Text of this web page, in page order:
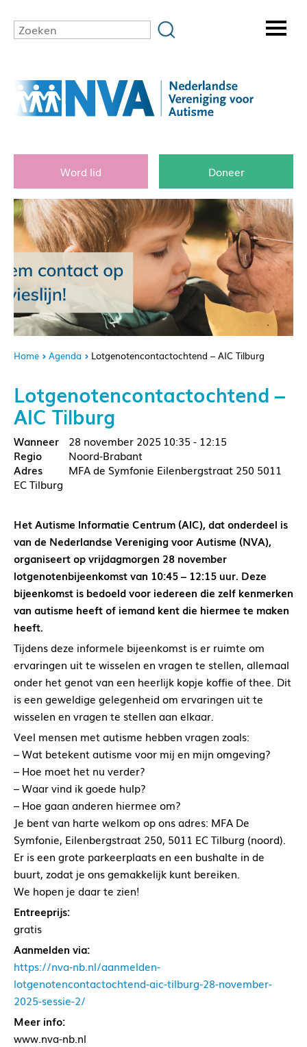
Word lid Doneer
Home Agenda Lotgenotencontactochtend – AIC Tilburg
Lotgenotencontactochtend –
AIC Tilburg
28 november 2025 10:35 - 12:15
Noord-Brabant
MFA de Symfonie Eilenbergstraat 250 5011
EC Tilburg
Het Autisme Informatie Centrum (AIC), dat onderdeel is
van de Nederlandse Vereniging voor Autisme (NVA),
organiseert op vrijdagmorgen 28 november
lotgenotenbijeenkomst van 10:45 – 12:15 uur. Deze
bijeenkomst is bedoeld voor iedereen die zelf kenmerken
van autisme heeft of iemand kent die hiermee te maken
heeft.
Tijdens deze informele bijeenkomst is er ruimte om
ervaringen uit te wisselen en vragen te stellen, allemaal
onder het genot van een heerlijk kopje koffie of thee. Dit
is een geweldige gelegenheid om ervaringen uit te
wisselen en vragen te stellen aan elkaar.
Veel mensen met autisme hebben vragen zoals:
– Wat betekent autisme voor mij en mijn omgeving?
– Hoe moet het nu verder?
– Waar vind ik goede hulp?
– Hoe gaan anderen hiermee om?
Je bent van harte welkom op ons adres: MFA De
Symfonie, Eilenbergstraat 250, 5011 EC Tilburg (noord).
Er is een grote parkeerplaats en een bushalte in de
buurt, zodat je ons gemakkelijk kunt bereiken.
We hopen je daar te zien!
Entreeprijs:
gratis
Aanmelden via:
https://nva-nb.nl/aanmelden-
lotgenotencontactochtend-aic-tilburg-28-november-
2025-sessie-2/
Meer info:
www.nva-nb.nl